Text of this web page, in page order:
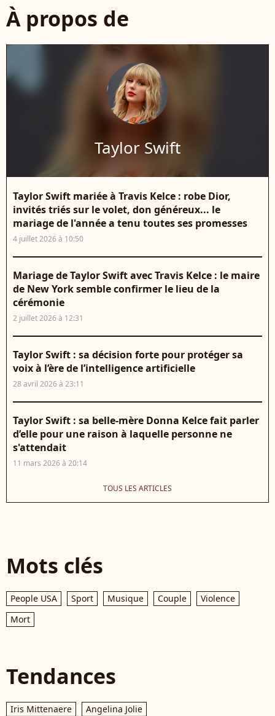
À propos de
Taylor Swift
Taylor Swift mariée à Travis Kelce : robe Dior,
invités triés sur le volet, don généreux... le
mariage de l'année a tenu toutes ses promesses
4 juillet 2026 à 10:50
Mariage de Taylor Swift avec Travis Kelce : le maire
de New York semble confirmer le lieu de la
cérémonie
2 juillet 2026 à 12:31
Taylor Swift : sa décision forte pour protéger sa
voix à l’ère de l’intelligence artificielle
28 avril 2026 à 23:11
Taylor Swift : sa belle-mère Donna Kelce fait parler
d’elle pour une raison à laquelle personne ne
s'attendait
11 mars 2026 à 20:14
TOUS LES ARTICLES
Mots clés
People USA Sport Musique Couple
Violence
Mort
Tendances
Iris Mittenaere
Angelina Jolie